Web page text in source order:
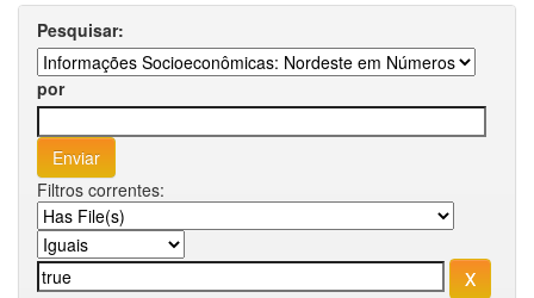
Pesquisar:
por
Filtros correntes: